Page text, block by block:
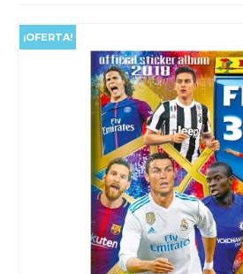
Tienda
¡OFERTA!